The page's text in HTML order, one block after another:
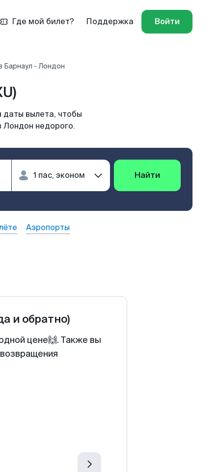
Где мой билет? Поддержка Войти
Барнаул - Лондон
вылета, чтобы
Лондон недорого.
Найти
Аэропорты
и обратно)
цене🙌. Также вы